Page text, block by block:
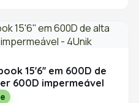
15'6'' em 600D de
600D impermeável